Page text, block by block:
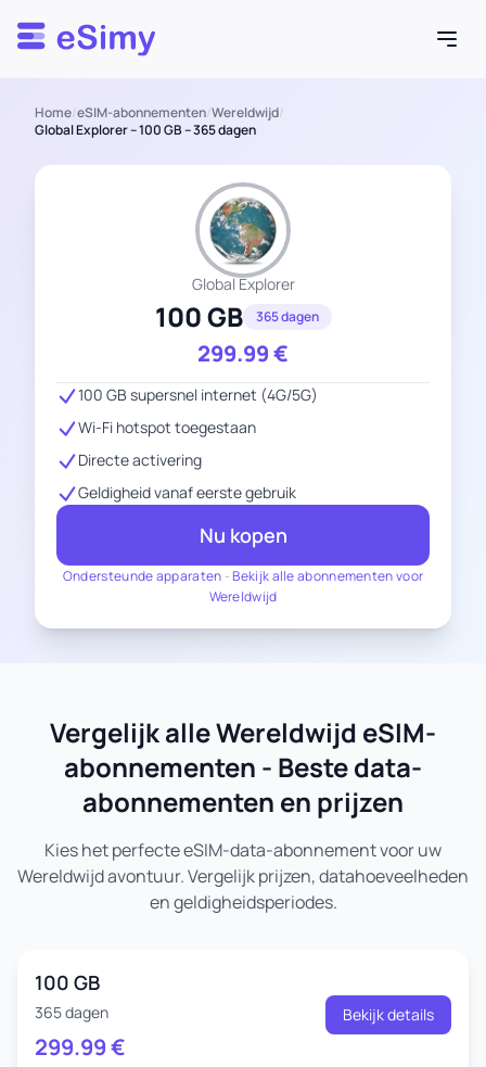
Esimy
Home/eSIM-abonnementen/Wereldwijd/
Global Explorer – 100 GB – 365 dagen
Global Explorer
100 GB 365 dagen
299.99€
Ondersteunde apparaten -Bekijk alle abonnementen voor
Wereldwijd
100 GB supersnel internet (4G/5G)
Wi-Fi hotspot toegestaan
Directe activering
Geldigheid vanaf eerste gebruik
Nu kopen
Vergelijk alle Wereldwijd eSIM-
abonnementen - Beste data-
abonnementen en prijzen
Kies het perfecte eSIM-data-abonnement voor uw
Wereldwijd avontuur. Vergelijk prijzen, datahoeveelheden
en geldigheidsperiodes.
100 GB
365 dagen
299.99€
Bekijk details